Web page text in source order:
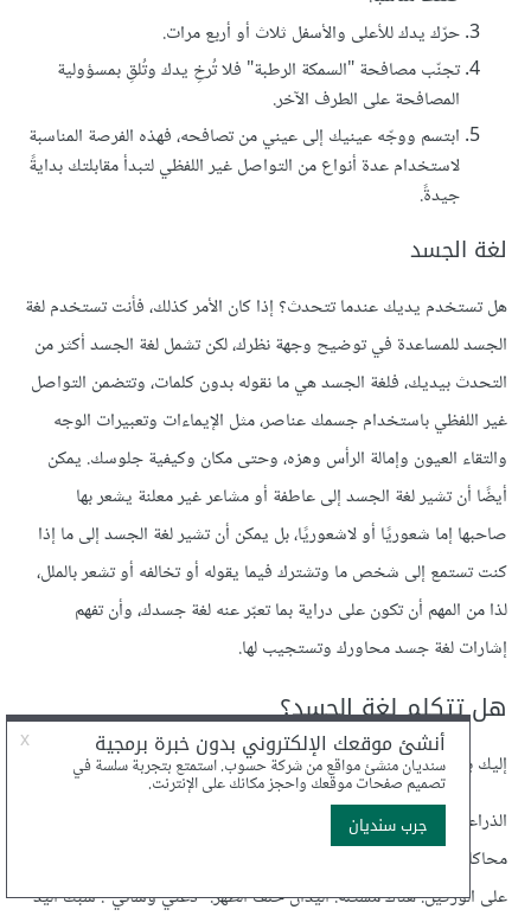
حرّك يدك للأعلى والأسفل ثلاث أو أربع مرات.
تجنّب مصافحة "السمكة الرطبة" فلا تُرخِ يدك وتُلقِ بمسؤولية
المصافحة على الطرف الآخر.
ابتسم ووجّه عينيك إلى عيني من تصافحه، فهذه الفرصة المناسبة
لاستخدام عدة أنواع من التواصل غير اللفظي لتبدأ مقابلتك بدايةً
جيدةً.
لغة الجسد
هل تستخدم يديك عندما تتحدث؟ إذا كان الأمر كذلك، فأنت تستخدم لغة
الجسد للمساعدة في توضيح وجهة نظرك، لكن تشمل لغة الجسد أكثر من
التحدث بيديك، فلغة الجسد هي ما نقوله بدون كلمات، وتتضمن التواصل
غير اللفظي باستخدام جسمك عناصر، مثل الإيماءات وتعبيرات الوجه
والتقاء العيون وإمالة الرأس وهزه، وحتى مكان وكيفية جلوسك. يمكن
أيضًا أن تشير لغة الجسد إلى عاطفة أو مشاعر غير معلنة يشعر بها
صاحبها إما شعوريًا أو لاشعوريًا، بل يمكن أن تشير لغة الجسد إلى ما إذا
كنت تستمع إلى شخص ما وتشترك فيما يقوله أو تخالفه أو تشعر بالملل،
لذا من المهم أن تكون على دراية بما تعبّر عنه لغة جسدك، وأن تفهم
إشارات لغة جسد محاورك وتستجيب لها.
هل تتكلم لغة الجسد؟
إليك بعض الأمثلة الشائعة من لغة الجسد وما تعنيه:
الذراعان المتشابكان: الانزعاج. نشر الأصابع: تحديد الإقليم. التقليد (أي
محاكاة وضعية جسد الطرف الآخر): الراحة. النقر بالأصابع: الإحباط. اليدان
على الوركين: هناك مشكلة. اليدان خلف الظهر: "دعني وشأني". شبك اليد